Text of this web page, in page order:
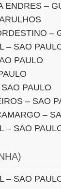
ENDRES –
–
– SAO
PAULO
PAULO
– SAO
–
– SAO
– SAO